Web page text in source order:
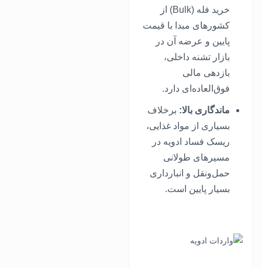
خرید فله (Bulk) از
کشورهای مبدا با قیمت
پایین و عرضه آن در
بازار تشنه داخلی،
بازدهی مالی
فوق‌العاده‌ای دارد.
ماندگاری بالا: برخلاف
بسیاری از مواد غذایی،
ریسک فساد ادویه در
مسیرهای طولانی
حمل‌ونقل و انبارداری
بسیار پایین است.